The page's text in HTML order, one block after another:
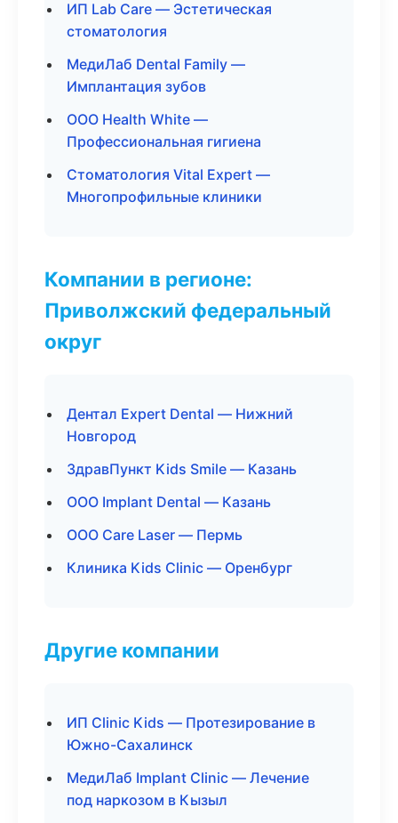
ИП Lab Care — Эстетическая
стоматология
МедиЛаб Dental Family —
Имплантация зубов
ООО Health White —
Профессиональная гигиена
Стоматология Vital Expert —
Многопрофильные клиники
Компании в регионе:
Приволжский федеральный
округ
Дентал Expert Dental — Нижний
Новгород
ЗдравПункт Kids Smile — Казань
ООО Implant Dental — Казань
ООО Care Laser — Пермь
Клиника Kids Clinic — Оренбург
Другие компании
ИП Clinic Kids — Протезирование в
Южно-Сахалинск
МедиЛаб Implant Clinic — Лечение
под наркозом в Кызыл